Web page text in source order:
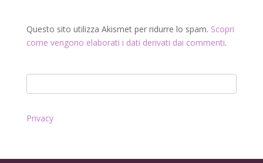
Questo sito utilizza Akismet per ridurre lo spam. Scopri
come vengono elaborati i dati derivati dai commenti.
Privacy